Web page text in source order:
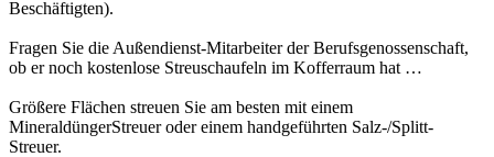
Beschäftigten).
Fragen Sie die Außendienst-Mitarbeiter der Berufsgenossenschaft,
ob er noch kostenlose Streuschaufeln im Kofferraum hat …
Größere Flächen streuen Sie am besten mit einem
MineraldüngerStreuer oder einem handgeführten Salz-/Splitt-
Streuer.